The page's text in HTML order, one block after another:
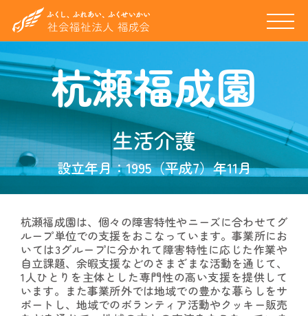
杭瀬福成園
生活介護
設立年月：1995（平成7）年11月
杭瀬福成園は、個々の障害特性やニーズに合わせてグ
ループ単位での支援をおこなっています。事業所にお
いては3グループに分かれて障害特性に応じた作業や
自立課題、余暇支援などのさまざまな活動を通じて、
1人ひとりを主体とした専門性の高い支援を提供して
います。また事業所外では地域での豊かな暮らしをサ
ポートし、地域でのボランティア活動やクッキー販売